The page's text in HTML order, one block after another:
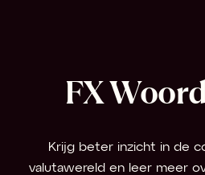
FX
Krijg beter inzicht in de
valutawereld en leer meer